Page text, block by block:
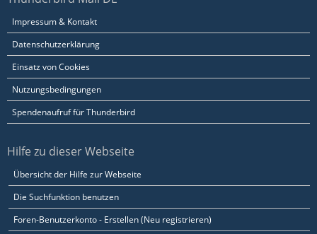
Impressum & Kontakt
Datenschutzerklärung
Einsatz von Cookies
Nutzungsbedingungen
Spendenaufruf für Thunderbird
Hilfe zu dieser Webseite
Übersicht der Hilfe zur Webseite
Die Suchfunktion benutzen
Foren-Benutzerkonto - Erstellen (Neu registrieren)